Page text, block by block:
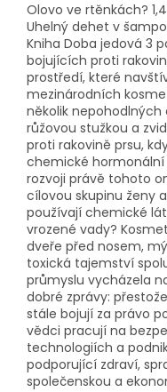
Olovo ve rtěnkách?
Uhelný dehet v
Kniha Doba jedová 3
bojujících proti
prostředí, které
mezinárodních
několik nepohodlných
růžovou stužkou a
proti rakovině prsu,
chemické hormonální
rozvoji právě tohoto
cílovou skupinu ženy
používají chemické
vrozené vady?
dveře před nosem,
toxická tajemství
průmyslu vycházela
dobré zprávy:
stále bojují za právo
vědci pracují na
technologiích a
podporující zdraví,
společenskou a